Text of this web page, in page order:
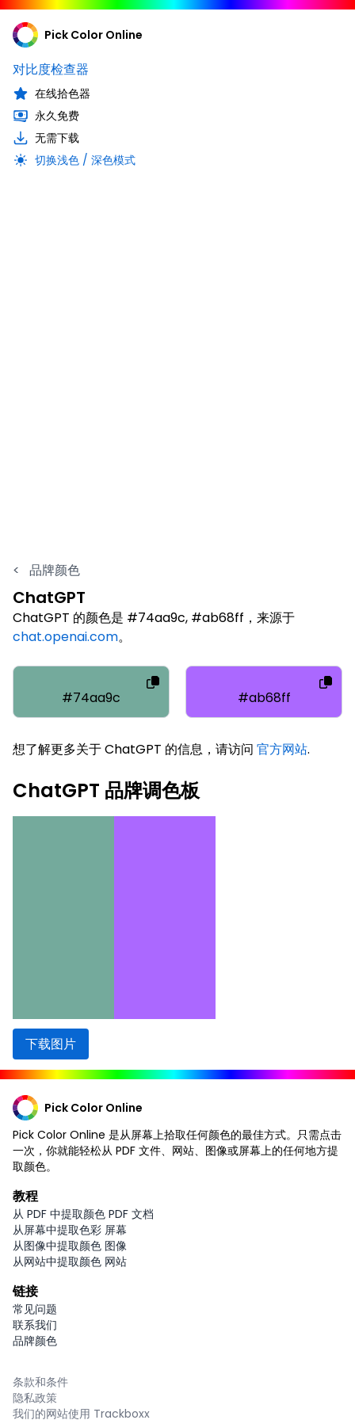
Pick Color Online
对比度检查器
在线拾色器
永久免费
无需下载
切换浅色 / 深色模式
< 品牌颜色
ChatGPT
ChatGPT 的颜色是 #74aa9c, #ab68ff，来源于
chat.openai.com。
#74aa9c #ab68ff
想了解更多关于 ChatGPT 的信息，请访问 官方网站.
ChatGPT 品牌调色板
下载图片
Pick Color Online
Pick Color Online 是从屏幕上拾取任何颜色的最佳方式。只需点击
一次，你就能轻松从 PDF 文件、网站、图像或屏幕上的任何地方提
取颜色。
教程
从 PDF 中提取颜色 PDF 文档
从屏幕中提取色彩 屏幕
从图像中提取颜色 图像
从网站中提取颜色 网站
链接
常见问题
联系我们
品牌颜色
条款和条件
隐私政策
我们的网站使用 Trackboxx